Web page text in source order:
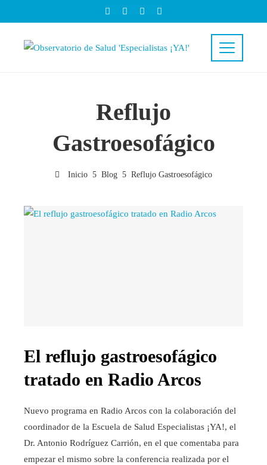
Reflujo
Gastroesofágico
Inicio Blog Reflujo Gastroesofágico
El reflujo gastroesofágico
tratado en Radio Arcos
Nuevo programa en Radio Arcos con la colaboración del
coordinador de la Escuela de Salud Especialistas ¡YA!, el
Dr. Antonio Rodríguez Carrión, en el que comentaba para
empezar el mismo sobre la conferencia realizada por el